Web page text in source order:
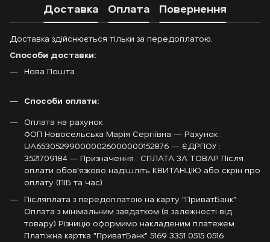
Доставка Оплата Повернення
Доставка здійснюється тільки за передоплатою.
Способи доставки:
Нова Пошта
Способи оплати:
Оплата на рахунок
ФОП Новосельська Марія Сергіївна — Рахунок :
UA653052990000026000000152876 — ЄДРПОУ :
3521709184 — Призначення : СПЛАТА ЗА ТОВАР Після
оплати обов'язково надішліть КВИТАНЦІЮ або скрін про
оплату (ПІБ та час)
Післяплата з передоплатою на карту "ПриватБанк"
Оплата з мінімальним завдатком (в залежності від
товару) Різницю оформимо накладеним платежем.
Платіжна картка "ПриватБанк" 5169 3351 0515 0516